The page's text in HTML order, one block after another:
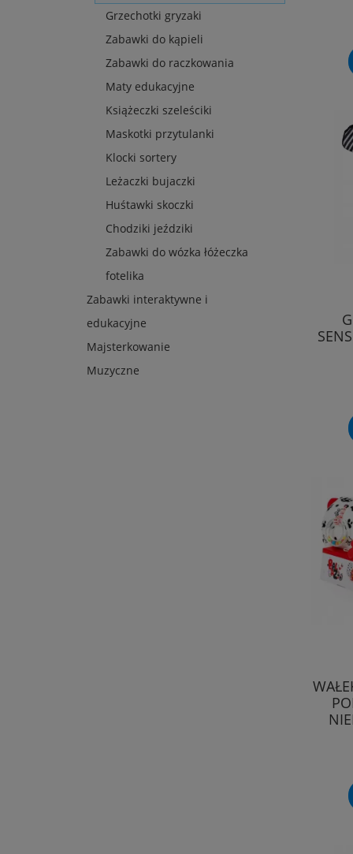
Grzechotki gryzaki
Zabawki do kąpieli
Zabawki do raczkowania
Maty edukacyjne
Książeczki szeleściki
Maskotki przytulanki
Klocki sortery
Leżaczki bujaczki
Huśtawki skoczki
Chodziki jeździki
Zabawki do wózka łóżeczka
fotelika
Zabawki interaktywne i
edukacyjne
Majsterkowanie
Muzyczne